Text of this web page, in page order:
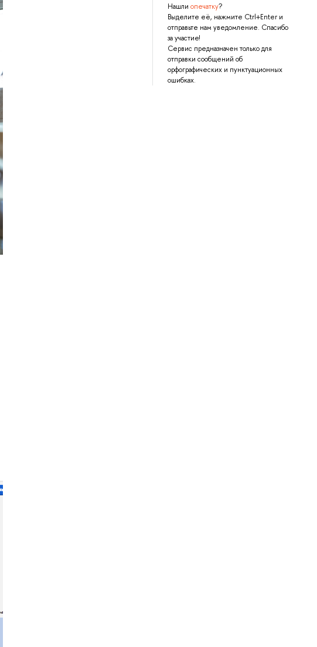
Нашли опечатку?
Выделите её, нажмите Ctrl+Enter и
отправьте нам уведомление. Спасибо
за участие!
Сервис предназначен только для
отправки сообщений об
орфографических и пунктуационных
ошибках.